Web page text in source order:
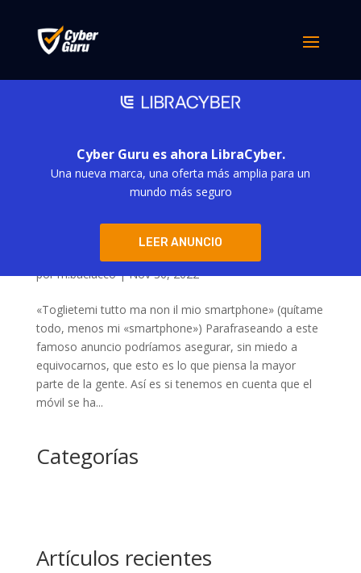
Cyber Guru es ahora LibraCyber.
Una nueva marca, una oferta más amplia para un
mundo más seguro
LEER ANUNCIO
La estafa que se esconde en el teléfono
inteligente
porm.baciucco|Nov 30, 2022
«Toglietemi tutto ma non il mio smartphone» (quítame
todo, menos mi «smartphone») Parafraseando a este
famoso anuncio podríamos asegurar, sin miedo a
equivocarnos, que esto es lo que piensa la mayor
parte de la gente. Así es si tenemos en cuenta que el
móvil se ha...
Categorías
Artículos recientes